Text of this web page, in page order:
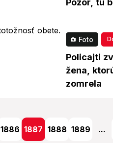
Pozor, tu
Foto
Policajti
žena,
zomrela
1886 1887 1888 1889 ...